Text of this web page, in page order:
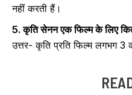
नहीं करती हैं।
5. कृति सेनन एक फिल्म के लिए
उत्तर- कृति प्रति फिल्म लगभग 3